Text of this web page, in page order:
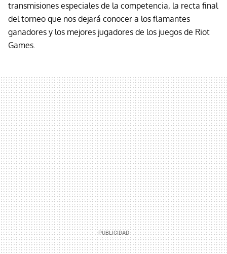
transmisiones especiales de la competencia, la recta final
del torneo que nos dejará conocer a los flamantes
ganadores y los mejores jugadores de los juegos de Riot
Games.